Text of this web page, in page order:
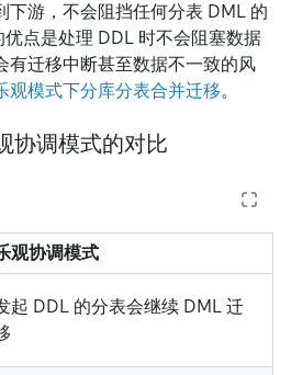
下游，不会阻挡任何分表 DML 的
优点是处理 DDL 时不会阻塞数据
有迁移中断甚至数据不一致的风
观模式下分库分表合并迁移。
协调模式的对比
观协调模式
起 DDL 的分表会继续 DML 迁